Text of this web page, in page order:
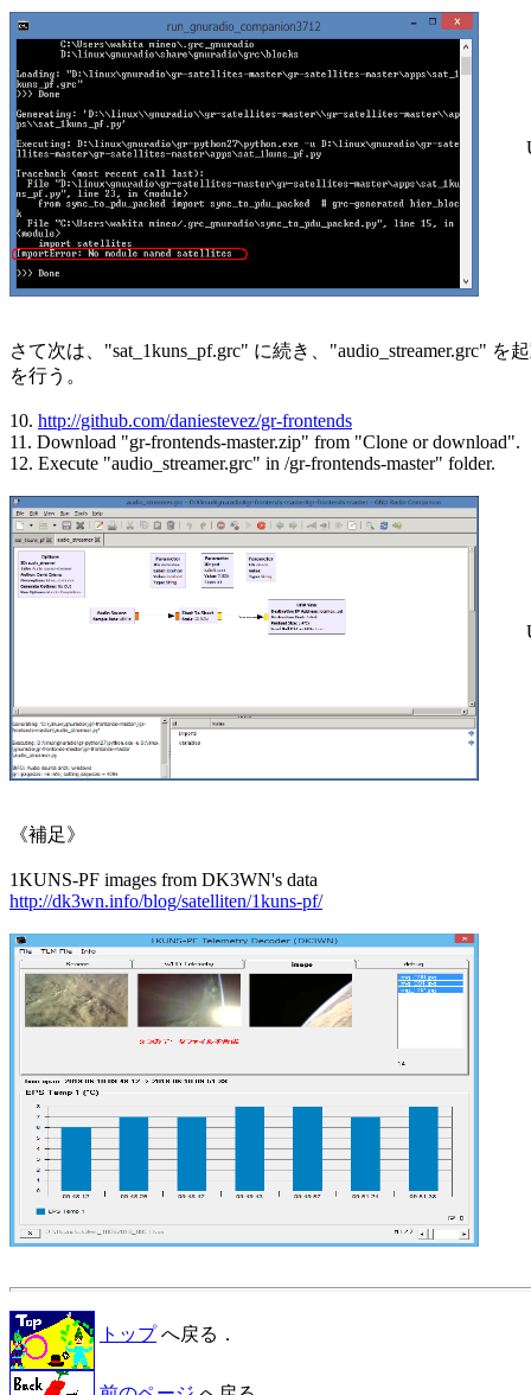
さて次は、"sat_1kuns_pf.grc" に続き、"audio_streamer.grc" を
を行う。
10. http://github.com/daniestevez/gr-frontends
11. Download "gr-frontends-master.zip" from "Clone or download".
12. Execute "audio_streamer.grc" in /gr-frontends-master" folder.
《補足》
http://dk3wn.info/blog/satelliten/1kuns-pf/
トップへ戻る．